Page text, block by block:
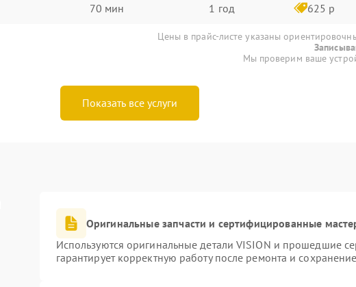
70 мин 1 год 625 р
Цены в прайс-листе указаны
Мы проверим ваше
Показать все услуги
Оригинальные запчасти и сертифицированные
Используются оригинальные детали VISION и прошедшие
гарантирует корректную работу после ремонта и